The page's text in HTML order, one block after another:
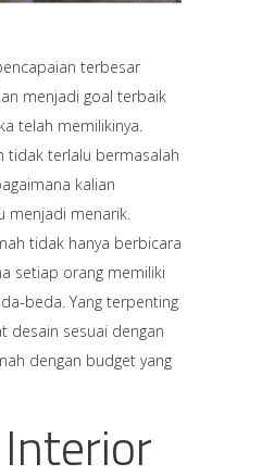
terbesar
menjadi goal terbaik
telah memilikinya.
tidak terlalu bermasalah
kalian
menjadi menarik.
tidak hanya berbicara
setiap orang memiliki
beda. Yang terpenting
desain sesuai dengan
dengan budget yang